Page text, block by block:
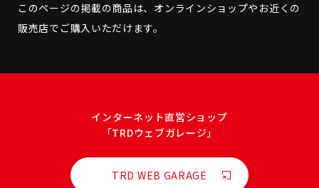
このページの掲載の商品は、 オンラインショップやお近くの
販売店で ご購入いただけます。
インターネット直営ショップ
「TRDウェブガレージ」
TRD WEB GARAGE